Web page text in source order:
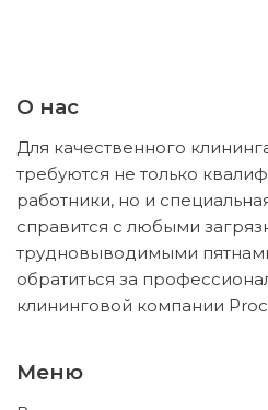
О нас
Для качественного
требуются не только
работники, но и
справится с любыми
трудновыводимыми
обратиться за
клининговой компании
Меню